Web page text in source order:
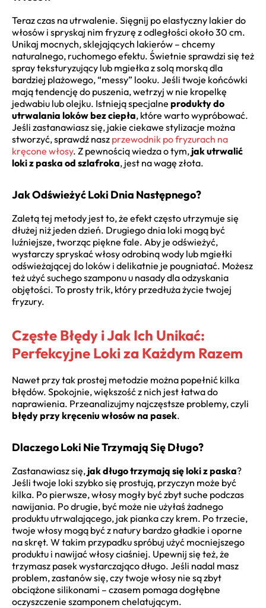
Teraz czas na utrwalenie. Sięgnij po elastyczny lakier do
włosów i spryskaj nim fryzurę z odległości około 30 cm.
Unikaj mocnych, sklejających lakierów – chcemy
naturalnego, ruchomego efektu. Świetnie sprawdzi się też
spray teksturyzujący lub mgiełka z solą morską dla
bardziej plażowego, “messy” looku. Jeśli twoje końcówki
mają tendencję do puszenia, wetrzyj w nie kropelkę
jedwabiu lub olejku. Istnieją specjalne produkty do
utrwalania loków bez ciepła, które warto wypróbować.
Jeśli zastanawiasz się, jakie ciekawe stylizacje można
stworzyć, sprawdź nasz przewodnik po fryzurach na
kręcone włosy. Z pewnością wiedza o tym, jak utrwalić
loki z paska od szlafroka, jest na wagę złota.
Jak Odświeżyć Loki Dnia Następnego?
Zaletą tej metody jest to, że efekt często utrzymuje się
dłużej niż jeden dzień. Drugiego dnia loki mogą być
luźniejsze, tworząc piękne fale. Aby je odświeżyć,
wystarczy spryskać włosy odrobiną wody lub mgiełki
odświeżającej do loków i delikatnie je pougniatać. Możesz
też użyć suchego szamponu u nasady dla odzyskania
objętości. To prosty trik, który przedłuża życie twojej
fryzury.
Częste Błędy i Jak Ich Unikać:
Perfekcyjne Loki za Każdym Razem
Nawet przy tak prostej metodzie można popełnić kilka
błędów. Spokojnie, większość z nich jest łatwa do
naprawienia. Przeanalizujmy najczęstsze problemy, czyli
błędy przy kręceniu włosów na pasek.
Dlaczego Loki Nie Trzymają Się Długo?
Zastanawiasz się, jak długo trzymają się loki z paska?
Jeśli twoje loki szybko się prostują, przyczyn może być
kilka. Po pierwsze, włosy mogły być zbyt suche podczas
nawijania. Po drugie, być może nie użyłaś żadnego
produktu utrwalającego, jak pianka czy krem. Po trzecie,
twoje włosy mogą być z natury bardzo gładkie i oporne
na skręt. W takim przypadku spróbuj użyć mocniejszego
produktu i nawijać włosy ciaśniej. Upewnij się też, że
trzymasz pasek wystarczająco długo. Jeśli nadal masz
problem, zastanów się, czy twoje włosy nie są zbyt
obciążone silikonami – czasem pomaga dogłębne
oczyszczenie szamponem chelatującym.